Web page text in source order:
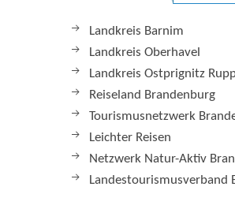
Landkreis Barnim
Landkreis Oberhavel
Landkreis Ostprignitz
Reiseland Brandenburg
Tourismusnetzwerk
Leichter Reisen
Netzwerk Natur-Aktiv
Landestourismusverband